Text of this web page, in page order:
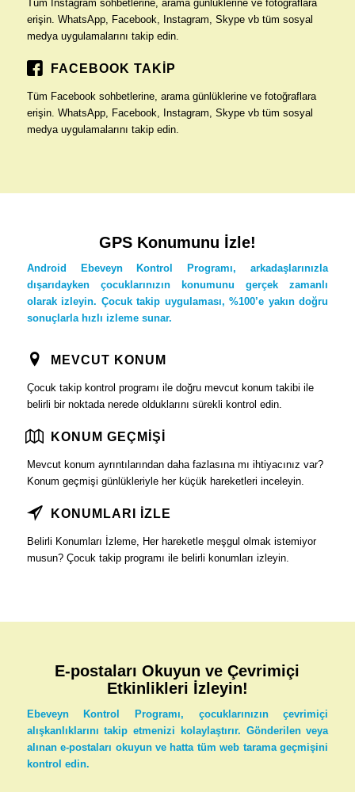
Tüm Instagram sohbetlerine, arama günlüklerine ve fotoğraflara
erişin. WhatsApp, Facebook, Instagram, Skype vb tüm sosyal
medya uygulamalarını takip edin.
FACEBOOK TAKİP
Tüm Facebook sohbetlerine, arama günlüklerine ve fotoğraflara
erişin. WhatsApp, Facebook, Instagram, Skype vb tüm sosyal
medya uygulamalarını takip edin.
GPS Konumunu İzle!
Android Ebeveyn Kontrol Programı, arkadaşlarınızla
dışarıdayken çocuklarınızın konumunu gerçek zamanlı
olarak izleyin. Çocuk takip uygulaması, %100’e yakın doğru
sonuçlarla hızlı izleme sunar.
MEVCUT KONUM
Çocuk takip kontrol programı ile doğru mevcut konum takibi ile
belirli bir noktada nerede olduklarını sürekli kontrol edin.
KONUM GEÇMİŞİ
Mevcut konum ayrıntılarından daha fazlasına mı ihtiyacınız var?
Konum geçmişi günlükleriyle her küçük hareketleri inceleyin.
KONUMLARI İZLE
Belirli Konumları İzleme, Her hareketle meşgul olmak istemiyor
musun? Çocuk takip programı ile belirli konumları izleyin.
E-postaları Okuyun ve Çevrimiçi
Etkinlikleri İzleyin!
Ebeveyn Kontrol Programı, çocuklarınızın çevrimiçi
alışkanlıklarını takip etmenizi kolaylaştırır. Gönderilen veya
alınan e-postaları okuyun ve hatta tüm web tarama geçmişini
kontrol edin.